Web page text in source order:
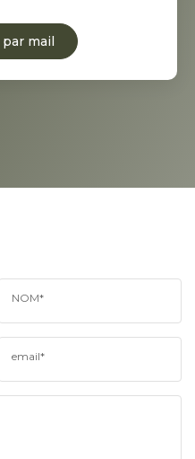
mail
NOM*
email*